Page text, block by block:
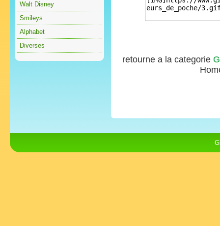
Walt Disney
Smileys
Alphabet
Diverses
retourne a la categorie